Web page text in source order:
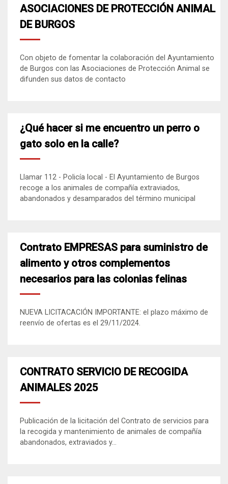
ASOCIACIONES DE PROTECCIÓN ANIMAL
DE BURGOS
Con objeto de fomentar la colaboración del Ayuntamiento
de Burgos con las Asociaciones de Protección Animal se
difunden sus datos de contacto
¿Qué hacer si me encuentro un perro o
gato solo en la calle?
Llamar 112 - Policía local - El Ayuntamiento de Burgos
recoge a los animales de compañía extraviados,
abandonados y desamparados del término municipal
Contrato EMPRESAS para suministro de
alimento y otros complementos
necesarios para las colonias felinas
NUEVA LICITACACIÓN IMPORTANTE: el plazo máximo de
reenvío de ofertas es el 29/11/2024.
CONTRATO SERVICIO DE RECOGIDA
ANIMALES 2025
Publicación de la licitación del Contrato de servicios para
la recogida y mantenimiento de animales de compañía
abandonados, extraviados y...